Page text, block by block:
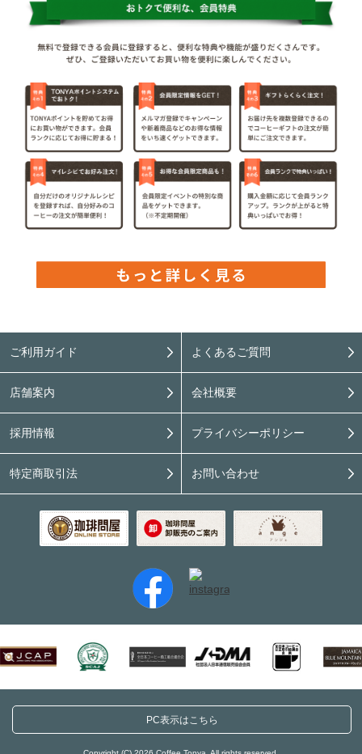
ご利用ガイド よくあるご質問
店舗案内 会社概要
採用情報 プライバシーポリシー
特定商取引法 お問い合わせ
PC表示はこちら